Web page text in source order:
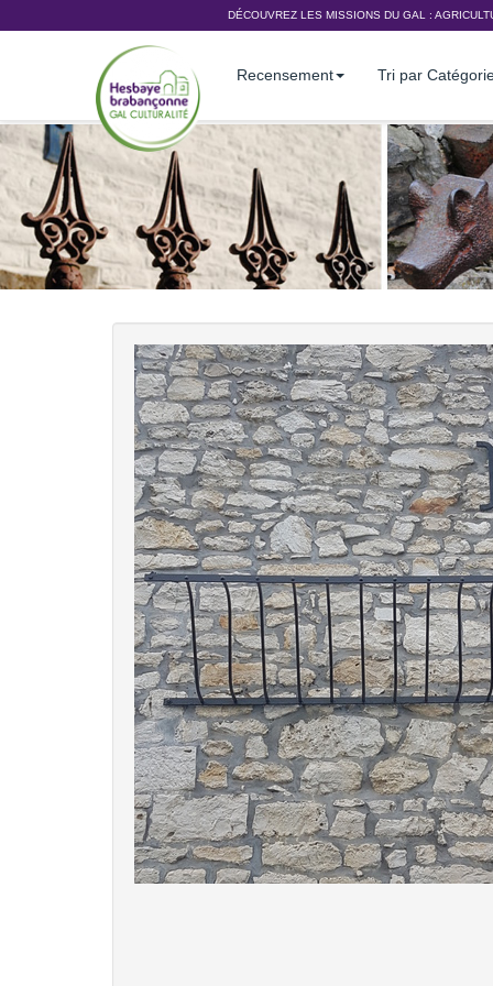
DÉCOUVREZ LES MISSIONS DU GAL :
Recensement Tri par